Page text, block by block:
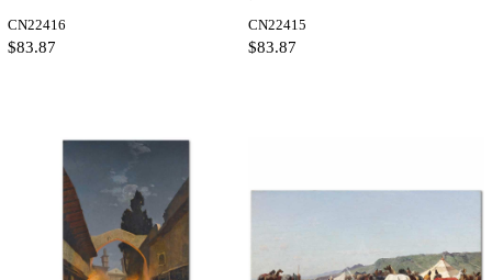
CN22416
$83.87
CN22415
$83.87